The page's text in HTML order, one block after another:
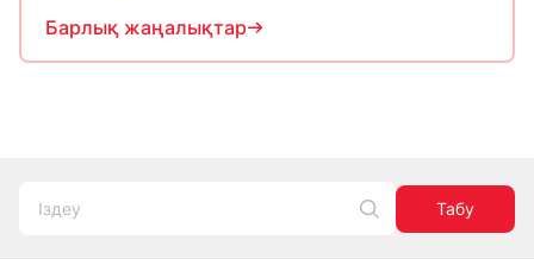
Барлық жаңалықтар
Табу